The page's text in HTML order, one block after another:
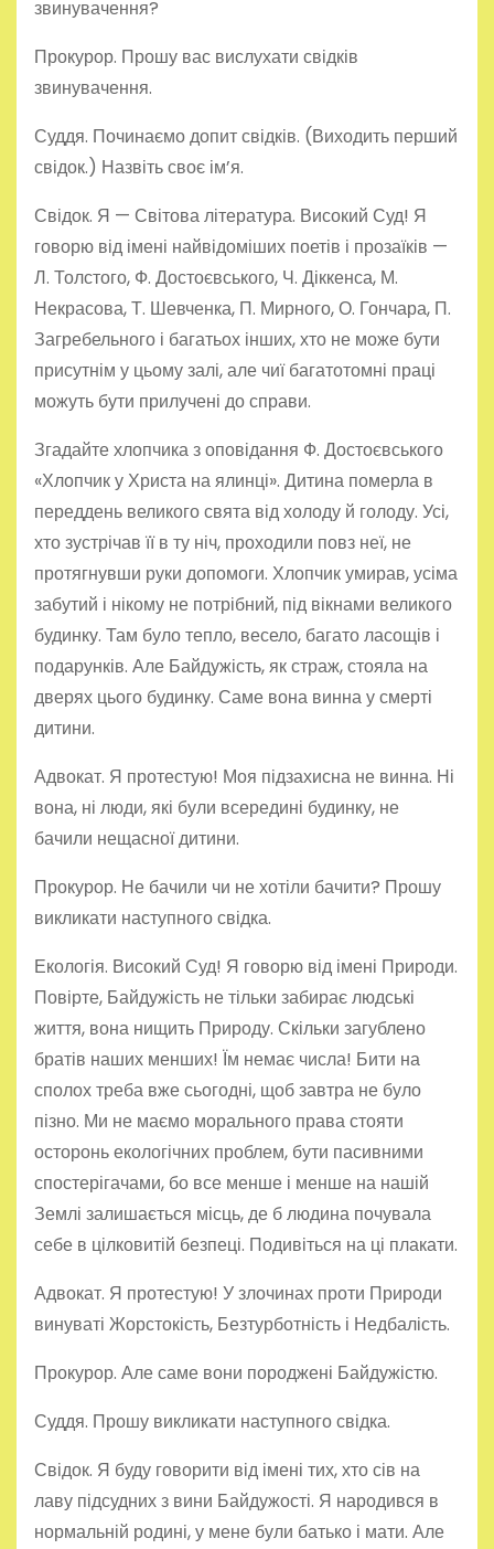
звинувачення?
Прокурор. Прошу вас вислухати свідків
звинувачення.
Суддя. Починаємо допит свідків. (Виходить перший
свідок.) Назвіть своє ім’я.
Свідок. Я — Світова література. Високий Суд! Я
говорю від імені найвідоміших поетів і прозаїків —
Л. Толстого, Ф. Достоєвського, Ч. Діккенса, М.
Некрасова, Т. Шевченка, П. Мирного, О. Гончара, П.
Загребельного і багатьох інших, хто не може бути
присутнім у цьому залі, але чиї багатотомні праці
можуть бути прилучені до справи.
Згадайте хлопчика з оповідання Ф. Достоєвського
«Хлопчик у Христа на ялинці». Дитина померла в
переддень великого свята від холоду й голоду. Усі,
хто зустрічав її в ту ніч, проходили повз неї, не
протягнувши руки допомоги. Хлопчик умирав, усіма
забутий і нікому не потрібний, під вікнами великого
будинку. Там було тепло, весело, багато ласощів і
подарунків. Але Байдужість, як страж, стояла на
дверях цього будинку. Саме вона винна у смерті
дитини.
Адвокат. Я протестую! Моя підзахисна не винна. Ні
вона, ні люди, які були всередині будинку, не
бачили нещасної дитини.
Прокурор. Не бачили чи не хотіли бачити? Прошу
викликати наступного свідка.
Екологія. Високий Суд! Я говорю від імені Природи.
Повірте, Байдужість не тільки забирає людські
життя, вона нищить Природу. Скільки загублено
братів наших менших! Їм немає числа! Бити на
сполох треба вже сьогодні, щоб завтра не було
пізно. Ми не маємо морального права стояти
осторонь екологічних проблем, бути пасивними
спостерігачами, бо все менше і менше на нашій
Землі залишається місць, де б людина почувала
себе в цілковитій безпеці. Подивіться на ці плакати.
Адвокат. Я протестую! У злочинах проти Природи
винуваті Жорстокість, Безтурботність і Недбалість.
Прокурор. Але саме вони породжені Байдужістю.
Суддя. Прошу викликати наступного свідка.
Свідок. Я буду говорити від імені тих, хто сів на
лаву підсудних з вини Байдужості. Я народився в
нормальній родині, у мене були батько і мати. Але